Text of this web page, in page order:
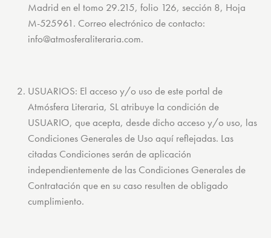
Madrid en el tomo 29.215, folio 126, sección 8, Hoja
M-525961. Correo electrónico de contacto:
info@atmosferaliteraria.com.
USUARIOS: El acceso y/o uso de este portal de
Atmósfera Literaria, SL atribuye la condición de
USUARIO, que acepta, desde dicho acceso y/o uso, las
Condiciones Generales de Uso aquí reflejadas. Las
citadas Condiciones serán de aplicación
independientemente de las Condiciones Generales de
Contratación que en su caso resulten de obligado
cumplimiento.